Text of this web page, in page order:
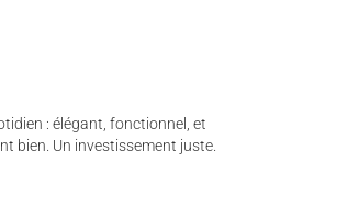
: élégant, fonctionnel, et
bien. Un investissement juste.